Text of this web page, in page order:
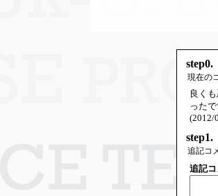
step0.
現在の
良く
ったで
(2012/
step1.
追記コ
追記コ